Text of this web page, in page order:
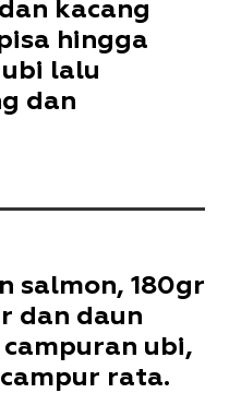
kacang
hingga
lalu
dan
salmon, 180gr
dan daun
ubi,
rata.